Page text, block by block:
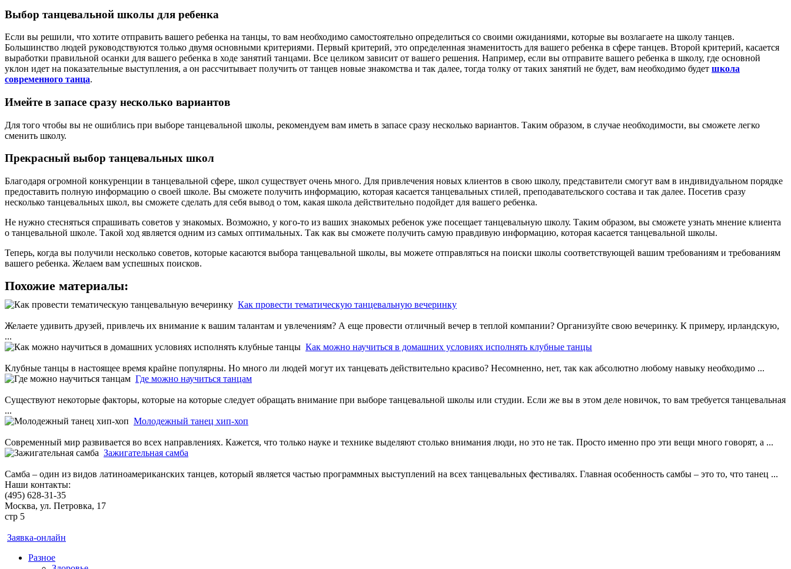
Выбор танцевальной школы для ребенка
Если вы решили, что хотите отправить вашего ребенка на танцы, то вам необходимо самостоятельно определиться со своими ожиданиями, которые вы возлагаете на школу танцев.
Большинство людей руководствуются только двумя основными критериями. Первый критерий, это определенная знаменитость для вашего ребенка в сфере танцев. Второй критерий, касается
выработки правильной осанки для вашего ребенка в ходе занятий танцами. Все целиком зависит от вашего решения. Например, если вы отправите вашего ребенка в школу, где основной
уклон идет на показательные выступления, а он рассчитывает получить от танцев новые знакомства и так далее, тогда толку от таких занятий не будет, вам необходимо будет школа
современного танца.
Имейте в запасе сразу несколько вариантов
Для того чтобы вы не ошиблись при выборе танцевальной школы, рекомендуем вам иметь в запасе сразу несколько вариантов. Таким образом, в случае необходимости, вы сможете легко
сменить школу.
Прекрасный выбор танцевальных школ
Благодаря огромной конкуренции в танцевальной сфере, школ существует очень много. Для привлечения новых клиентов в свою школу, представители смогут вам в индивидуальном порядке
предоставить полную информацию о своей школе. Вы сможете получить информацию, которая касается танцевальных стилей, преподавательского состава и так далее. Посетив сразу
несколько танцевальных школ, вы сможете сделать для себя вывод о том, какая школа действительно подойдет для вашего ребенка.
Не нужно стесняться спрашивать советов у знакомых. Возможно, у кого-то из ваших знакомых ребенок уже посещает танцевальную школу. Таким образом, вы сможете узнать мнение клиента
о танцевальной школе. Такой ход является одним из самых оптимальных. Так как вы сможете получить самую правдивую информацию, которая касается танцевальной школы.
Теперь, когда вы получили несколько советов, которые касаются выбора танцевальной школы, вы можете отправляться на поиски школы соответствующей вашим требованиям и требованиям
вашего ребенка. Желаем вам успешных поисков.
Похожие материалы:
Как провести тематическую танцевальную вечеринку
Желаете удивить друзей, привлечь их внимание к вашим талантам и увлечениям? А еще провести отличный вечер в теплой компании? Организуйте свою вечеринку. К примеру, ирландскую,
...
Как можно научиться в домашних условиях исполнять клубные танцы
Клубные танцы в настоящее время крайне популярны. Но много ли людей могут их танцевать действительно красиво? Несомненно, нет, так как абсолютно любому навыку необходимо ...
Где можно научиться танцам
Существуют некоторые факторы, которые на которые следует обращать внимание при выборе танцевальной школы или студии. Если же вы в этом деле новичок, то вам требуется танцевальная
...
Молодежный танец хип-хоп
Современный мир развивается во всех направлениях. Кажется, что только науке и технике выделяют столько внимания люди, но это не так. Просто именно про эти вещи много говорят, а ...
Зажигательная самба
Самба – один из видов латиноамериканских танцев, который является частью программных выступлений на всех танцевальных фестивалях. Главная особенность самбы – это то, что танец ...
Наши контакты:
(495) 628-31-35
Москва, ул. Петровка, 17
стр 5
Заявка-онлайн
Разное